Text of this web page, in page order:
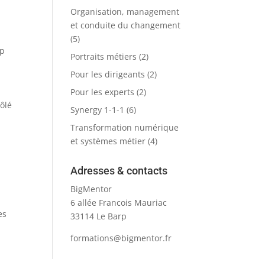
Organisation, management
et conduite du changement
(5)
Portraits métiers (2)
Pour les dirigeants (2)
Pour les experts (2)
Synergy 1-1-1 (6)
Transformation numérique
et systèmes métier (4)
Adresses & contacts
BigMentor
6 allée Francois Mauriac
33114 Le Barp
formations@bigmentor.fr